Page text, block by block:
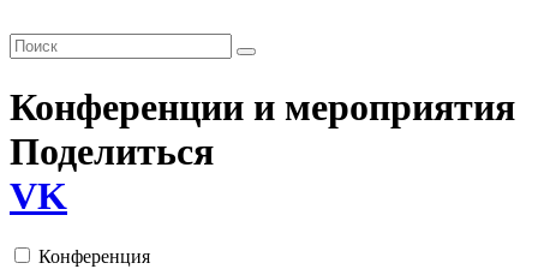
Конференции и мероприятия
Поделиться
VK
Конференция